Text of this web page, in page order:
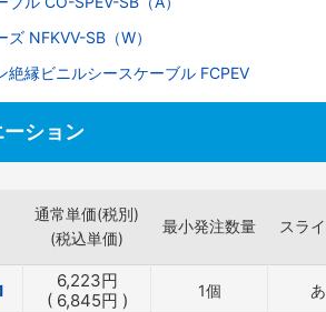
NFKVV-SB（W）
絶縁ビニルシースケーブル FCPEV
ション
通常単価(税別)
(税込単価)
最小発注数量 スラ
6,223円
( 6,845円 ) 1個